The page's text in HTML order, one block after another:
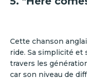
Cette chanson
ride. Sa simplicité et
travers les
car son niveau de